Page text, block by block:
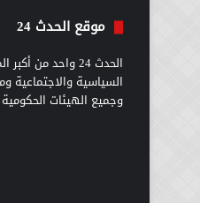
موقع الحدث 24
الحدث 24 واحد من
السياسية والاجتماعية
وجميع الهيئات الحكومية